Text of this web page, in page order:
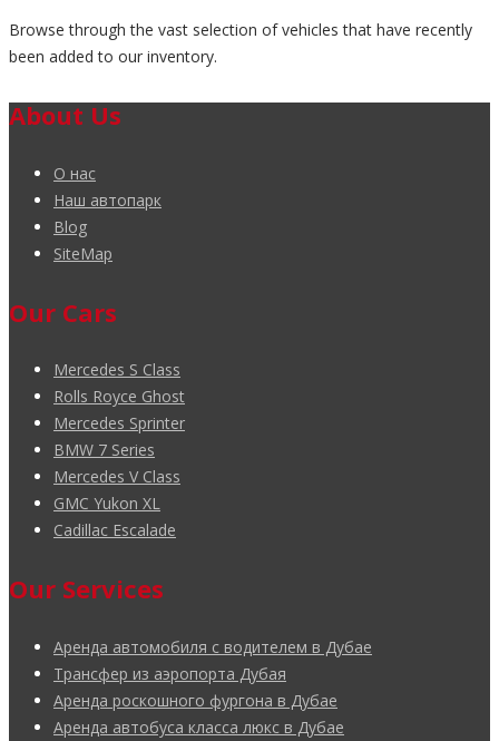
Browse through the vast selection of vehicles that have recently
been added to our inventory.
About Us
О нас
Наш автопарк
Blog
SiteMap
Our Cars
Mercedes S Class
Rolls Royce Ghost
Mercedes Sprinter
BMW 7 Series
Mercedes V Class
GMC Yukon XL
Cadillac Escalade
Our Services
Аренда автомобиля с водителем в Дубае
Трансфер из аэропорта Дубая
Аренда роскошного фургона в Дубае
Аренда автобуса класса люкс в Дубае